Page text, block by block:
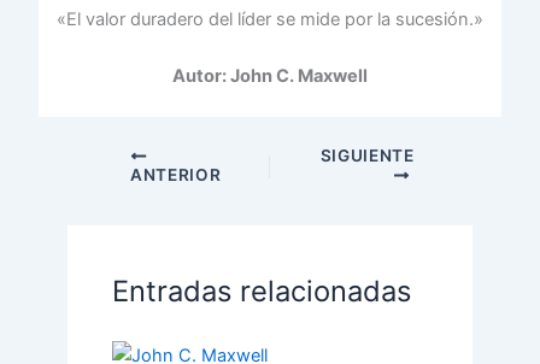
«El valor duradero del líder se mide por la sucesión.»
Autor: John C. Maxwell
ANTERIOR
SIGUIENTE
Entradas relacionadas